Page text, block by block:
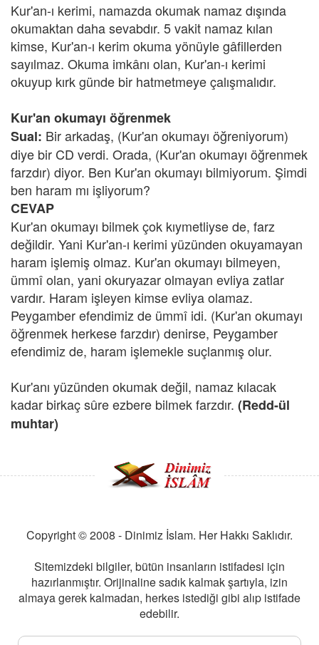
Kur'an-ı kerimi, namazda okumak namaz dışında
okumaktan daha sevabdır. 5 vakit namaz kılan
kimse, Kur'an-ı kerim okuma yönüyle gâfillerden
sayılmaz. Okuma imkânı olan, Kur'an-ı kerimi
okuyup kırk günde bir hatmetmeye çalışmalıdır.
Kur'an okumayı öğrenmek
Sual: Bir arkadaş, (Kur'an okumayı öğreniyorum)
diye bir CD verdi. Orada, (Kur'an okumayı öğrenmek
farzdır) diyor. Ben Kur'an okumayı bilmiyorum. Şimdi
ben haram mı işliyorum?
CEVAP
Kur'an okumayı bilmek çok kıymetliyse de, farz
değildir. Yani Kur'an-ı kerimi yüzünden okuyamayan
haram işlemiş olmaz. Kur'an okumayı bilmeyen,
ümmî olan, yani okuryazar olmayan evliya zatlar
vardır. Haram işleyen kimse evliya olamaz.
Peygamber efendimiz de ümmî idi. (Kur'an okumayı
öğrenmek herkese farzdır) denirse, Peygamber
efendimiz de, haram işlemekle suçlanmış olur.
Kur'anı yüzünden okumak değil, namaz kılacak
kadar birkaç sûre ezbere bilmek farzdır. (Redd-ül
muhtar)
Copyright © 2008 - Dinimiz İslam. Her Hakkı Saklıdır.
Sitemizdeki bilgiler, bütün insanların istifadesi için
hazırlanmıştır. Orijinaline sadık kalmak şartıyla, izin
almaya gerek kalmadan, herkes istediği gibi alıp istifade
edebilir.